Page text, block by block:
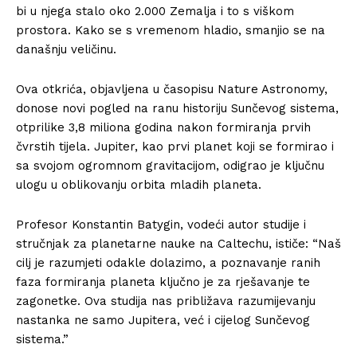
bi u njega stalo oko 2.000 Zemalja i to s viškom
prostora. Kako se s vremenom hladio, smanjio se na
današnju veličinu.
Ova otkrića, objavljena u časopisu Nature Astronomy,
donose novi pogled na ranu historiju Sunčevog sistema,
otprilike 3,8 miliona godina nakon formiranja prvih
čvrstih tijela. Jupiter, kao prvi planet koji se formirao i
sa svojom ogromnom gravitacijom, odigrao je ključnu
ulogu u oblikovanju orbita mladih planeta.
Profesor Konstantin Batygin, vodeći autor studije i
stručnjak za planetarne nauke na Caltechu, ističe: “Naš
cilj je razumjeti odakle dolazimo, a poznavanje ranih
faza formiranja planeta ključno je za rješavanje te
zagonetke. Ova studija nas približava razumijevanju
nastanka ne samo Jupitera, već i cijelog Sunčevog
sistema.”